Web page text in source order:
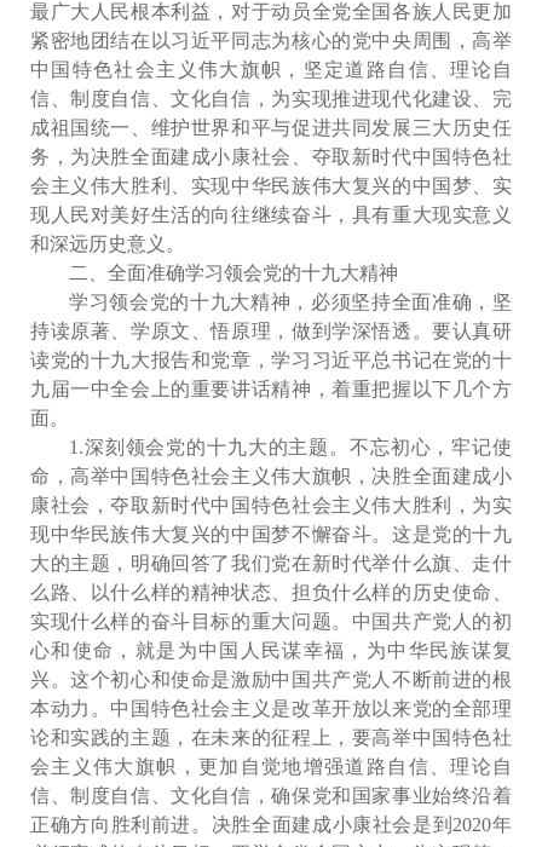
最广大人民根本利益，对于动员全党全国各族人民更加
紧密地团结在以习近平同志为核心的党中央周围，高举
中国特色社会主义伟大旗帜，坚定道路自信、理论自
信、制度自信、文化自信，为实现推进现代化建设、完
成祖国统一、维护世界和平与促进共同发展三大历史任
务，为决胜全面建成小康社会、夺取新时代中国特色社
会主义伟大胜利、实现中华民族伟大复兴的中国梦、实
现人民对美好生活的向往继续奋斗，具有重大现实意义
和深远历史意义。
二、全面准确学习领会党的十九大精神
学习领会党的十九大精神，必须坚持全面准确，坚
持读原著、学原文、悟原理，做到学深悟透。要认真研
读党的十九大报告和党章，学习习近平总书记在党的十
九届一中全会上的重要讲话精神，着重把握以下几个方
面。
1.深刻领会党的十九大的主题。不忘初心，牢记使
命，高举中国特色社会主义伟大旗帜，决胜全面建成小
康社会，夺取新时代中国特色社会主义伟大胜利，为实
现中华民族伟大复兴的中国梦不懈奋斗。这是党的十九
大的主题，明确回答了我们党在新时代举什么旗、走什
么路、以什么样的精神状态、担负什么样的历史使命、
实现什么样的奋斗目标的重大问题。中国共产党人的初
心和使命，就是为中国人民谋幸福，为中华民族谋复
兴。这个初心和使命是激励中国共产党人不断前进的根
本动力。中国特色社会主义是改革开放以来党的全部理
论和实践的主题，在未来的征程上，要高举中国特色社
会主义伟大旗帜，更加自觉地增强道路自信、理论自
信、制度自信、文化自信，确保党和国家事业始终沿着
正确方向胜利前进。决胜全面建成小康社会是到2020年